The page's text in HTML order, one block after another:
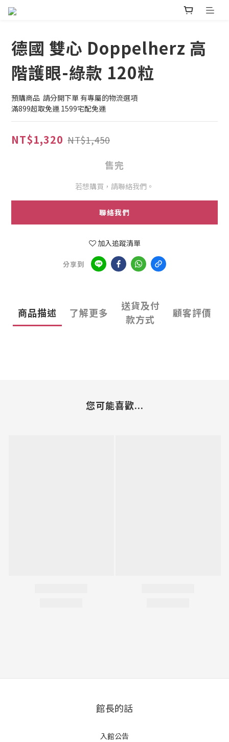
德國 雙心 Doppelherz 高
階護眼-綠款 120粒
預購商品  請分開下單 有專屬的物流選項
滿899超取免運 1599宅配免運
NT$1,320 NT$1,450
售完
若想購買，請聯絡我們。
聯絡我們
加入追蹤清單
分享到
商品描述 了解更多
送貨及付
款方式
顧客評價
您可能喜歡...
館長的話
入館公告